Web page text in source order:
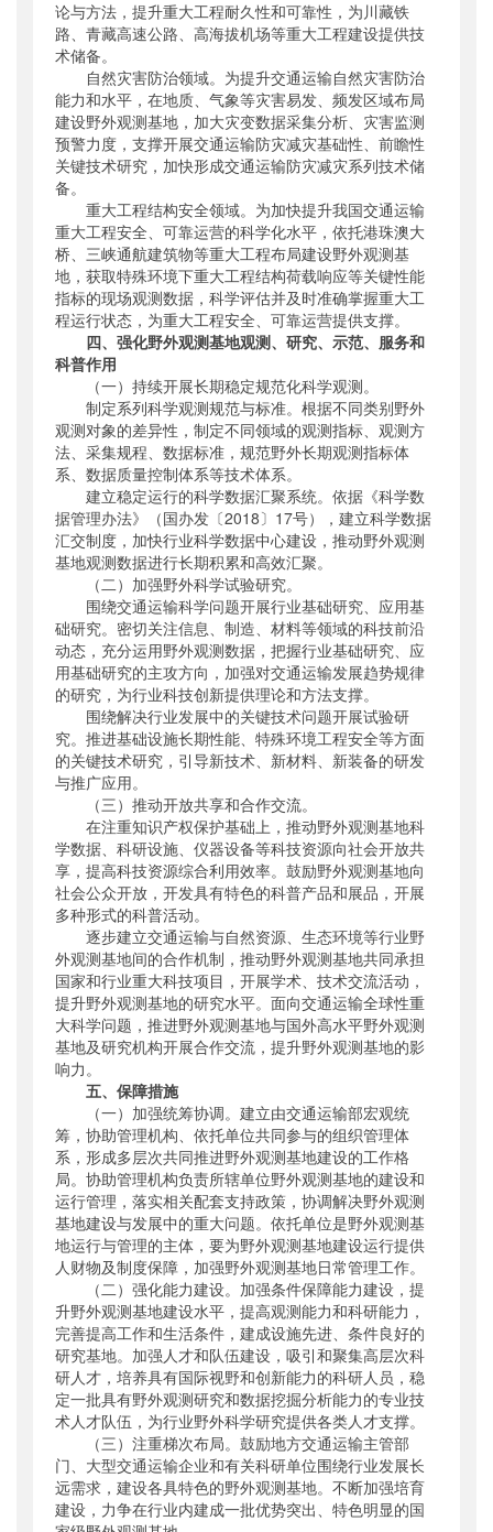
论与方法，提升重大工程耐久性和可靠性，为川藏铁
路、青藏高速公路、高海拔机场等重大工程建设提供技
术储备。
自然灾害防治领域。为提升交通运输自然灾害防治
能力和水平，在地质、气象等灾害易发、频发区域布局
建设野外观测基地，加大灾变数据采集分析、灾害监测
预警力度，支撑开展交通运输防灾减灾基础性、前瞻性
关键技术研究，加快形成交通运输防灾减灾系列技术储
备。
重大工程结构安全领域。为加快提升我国交通运输
重大工程安全、可靠运营的科学化水平，依托港珠澳大
桥、三峡通航建筑物等重大工程布局建设野外观测基
地，获取特殊环境下重大工程结构荷载响应等关键性能
指标的现场观测数据，科学评估并及时准确掌握重大工
程运行状态，为重大工程安全、可靠运营提供支撑。
四、强化野外观测基地观测、研究、示范、服务和
科普作用
（一）持续开展长期稳定规范化科学观测。
制定系列科学观测规范与标准。根据不同类别野外
观测对象的差异性，制定不同领域的观测指标、观测方
法、采集规程、数据标准，规范野外长期观测指标体
系、数据质量控制体系等技术体系。
建立稳定运行的科学数据汇聚系统。依据《科学数
据管理办法》（国办发〔2018〕17号），建立科学数据
汇交制度，加快行业科学数据中心建设，推动野外观测
基地观测数据进行长期积累和高效汇聚。
（二）加强野外科学试验研究。
围绕交通运输科学问题开展行业基础研究、应用基
础研究。密切关注信息、制造、材料等领域的科技前沿
动态，充分运用野外观测数据，把握行业基础研究、应
用基础研究的主攻方向，加强对交通运输发展趋势规律
的研究，为行业科技创新提供理论和方法支撑。
围绕解决行业发展中的关键技术问题开展试验研
究。推进基础设施长期性能、特殊环境工程安全等方面
的关键技术研究，引导新技术、新材料、新装备的研发
与推广应用。
（三）推动开放共享和合作交流。
在注重知识产权保护基础上，推动野外观测基地科
学数据、科研设施、仪器设备等科技资源向社会开放共
享，提高科技资源综合利用效率。鼓励野外观测基地向
社会公众开放，开发具有特色的科普产品和展品，开展
多种形式的科普活动。
逐步建立交通运输与自然资源、生态环境等行业野
外观测基地间的合作机制，推动野外观测基地共同承担
国家和行业重大科技项目，开展学术、技术交流活动，
提升野外观测基地的研究水平。面向交通运输全球性重
大科学问题，推进野外观测基地与国外高水平野外观测
基地及研究机构开展合作交流，提升野外观测基地的影
响力。
五、保障措施
（一）加强统筹协调。建立由交通运输部宏观统
筹，协助管理机构、依托单位共同参与的组织管理体
系，形成多层次共同推进野外观测基地建设的工作格
局。协助管理机构负责所辖单位野外观测基地的建设和
运行管理，落实相关配套支持政策，协调解决野外观测
基地建设与发展中的重大问题。依托单位是野外观测基
地运行与管理的主体，要为野外观测基地建设运行提供
人财物及制度保障，加强野外观测基地日常管理工作。
（二）强化能力建设。加强条件保障能力建设，提
升野外观测基地建设水平，提高观测能力和科研能力，
完善提高工作和生活条件，建成设施先进、条件良好的
研究基地。加强人才和队伍建设，吸引和聚集高层次科
研人才，培养具有国际视野和创新能力的科研人员，稳
定一批具有野外观测研究和数据挖掘分析能力的专业技
术人才队伍，为行业野外科学研究提供各类人才支撑。
（三）注重梯次布局。鼓励地方交通运输主管部
门、大型交通运输企业和有关科研单位围绕行业发展长
远需求，建设各具特色的野外观测基地。不断加强培育
建设，力争在行业内建成一批优势突出、特色明显的国